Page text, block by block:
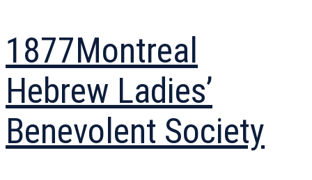
1877Montreal
Hebrew Ladies’
Benevolent Society